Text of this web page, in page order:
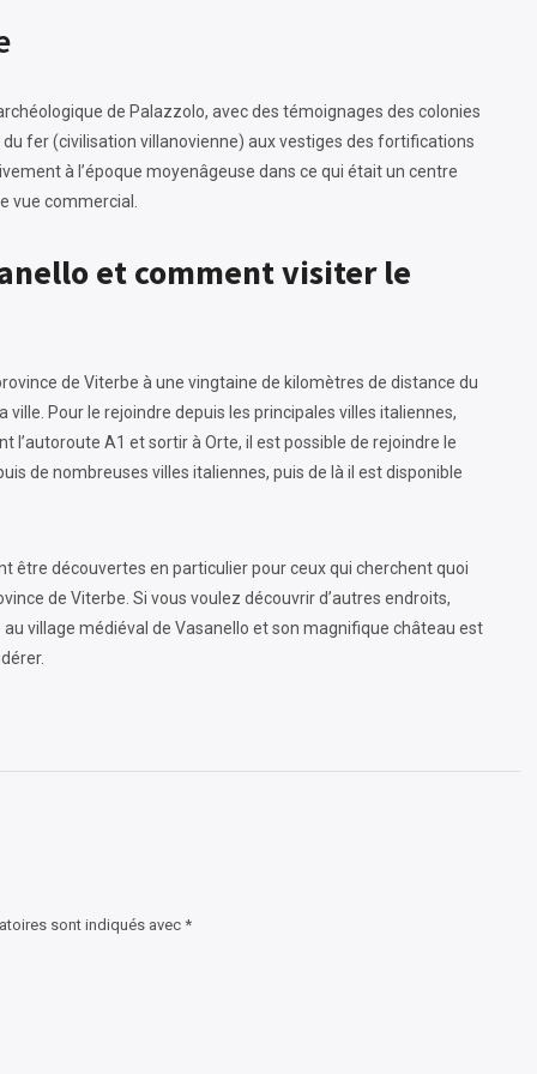
de Palazzolo, avec des témoignages des colonies
fer (civilisation villanovienne) aux vestiges des fortifications
à l’époque moyenâgeuse dans ce qui était un centre
vue commercial.
et comment visiter le
de Viterbe à une vingtaine de kilomètres de distance du
ville. Pour le rejoindre depuis les principales villes italiennes,
l’autoroute A1 et sortir à Orte, il est possible de rejoindre le
de nombreuses villes italiennes, puis de là il est disponible
être découvertes en particulier pour ceux qui cherchent quoi
de Viterbe. Si vous voulez découvrir d’autres endroits,
au village médiéval de Vasanello et son magnifique château est
sont indiqués avec *